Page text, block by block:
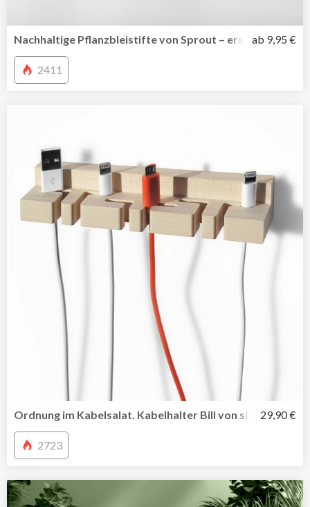
Nachhaltige Pflanzbleistifte von Sprout – erst schreiben
ab 9,95 €
2411
Ordnung im Kabelsalat. Kabelhalter Bill von side by side
29,90 €
2723